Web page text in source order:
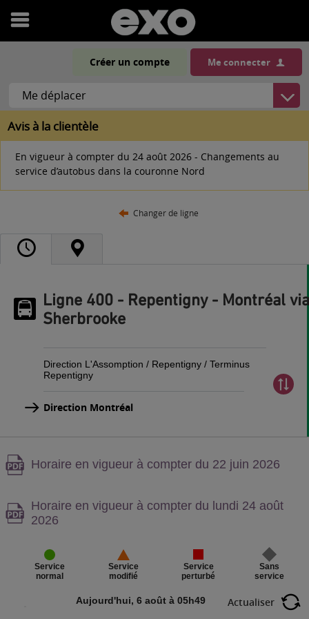
Ouvrir
menu
Créer un compte Me connecter
Avis à la clientèle
En vigueur à compter du 24 août 2026 - Changements au
service d’autobus dans la couronne Nord
Changer de ligne
Ligne 400 - Repentigny - Montréal via
Sherbrooke
Direction L'Assomption / Repentigny / Terminus
Repentigny
Direction Montréal
Attention,
Horaire en vigueur à compter du 22 juin 2026
Attention,
contenu
Horaire en vigueur à compter du lundi 24 août
2026
Service
normal
Service
modifié
Service
perturbé
Sans
service
Aujourd'hui, 6 août à 05h49 Actualiser